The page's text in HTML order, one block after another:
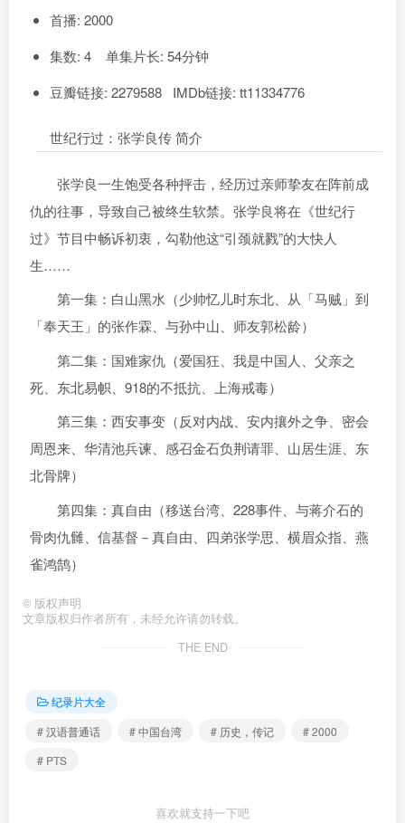
首播: 2000
集数: 4 单集片长: 54分钟
豆瓣链接: 2279588 IMDb链接: tt11334776
世纪行过：张学良传 简介
张学良一生饱受各种抨击，经历过亲师挚友在阵前成
仇的往事，导致自己被终生软禁。张学良将在《世纪行
过》节目中畅诉初衷，勾勒他这“引颈就戮”的大快人
生……
第一集：白山黑水（少帅忆儿时东北、从「马贼」到
「奉天王」的张作霖、与孙中山、师友郭松龄）
第二集：国难家仇（爱国狂、我是中国人、父亲之
死、东北易帜、918的不抵抗、上海戒毒）
第三集：西安事变（反对内战、安内攘外之争、密会
周恩来、华清池兵谏、感召金石负荆请罪、山居生涯、东
北骨牌）
第四集：真自由（移送台湾、228事件、与蒋介石的
骨肉仇雠、信基督－真自由、四弟张学思、横眉众指、燕
雀鸿鹄）
© 版权声明
文章版权归作者所有，未经允许请勿转载。
THE END
纪录片大全
# 汉语普通话
# 中国台湾 # 历史，传记
# 2000
# PTS
喜欢就支持一下吧